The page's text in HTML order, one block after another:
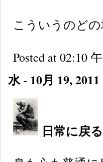
こういうのど
Posted at 02:10
水 - 10月 19, 2011
日常に戻る